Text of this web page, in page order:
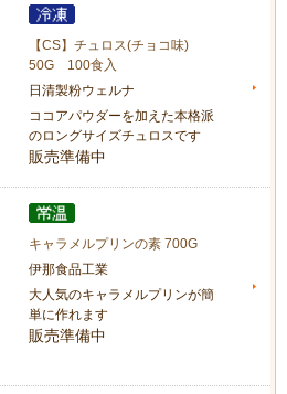
【CS】チュロス(チョコ味)
50G 100食入
日清製粉ウェルナ
ココアパウダーを加えた本格派
のロングサイズチュロスです
販売準備中
キャラメルプリンの素 700G
伊那食品工業
大人気のキャラメルプリンが簡
単に作れます
販売準備中